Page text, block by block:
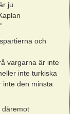
ju
och
vargarna är inte
inte turkiska
inte den minsta
däremot